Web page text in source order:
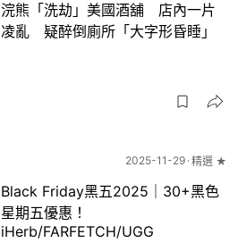
浣熊「洗劫」美國酒舖 店內一片
凌亂 疑醉倒廁所「大字形昏睡」
2025-11-29 精選 ★
Black Friday黑五2025｜30+黑色
星期五優惠！
iHerb/FARFETCH/UGG